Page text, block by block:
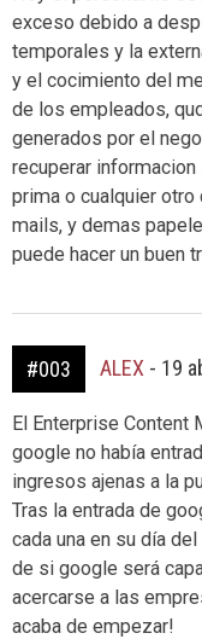
exceso debido a
temporales y la
y el cocimiento del
de los empleados,
generados por el
recuperar
prima o cualquier
mails, y demas
puede hacer un buen
#003 ALEX - 19
El Enterprise Content
google no había
ingresos ajenas a la
Tras la entrada de
cada una en su día
de si google será
acercarse a las
acaba de empezar!